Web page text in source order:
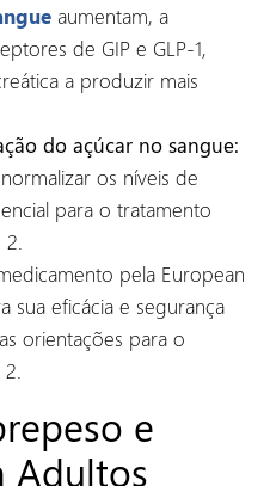
aumentam, a
de GIP e GLP-1,
a produzir mais
do açúcar no sangue:
os níveis de
para o tratamento
pela European
sua eficácia e segurança
orientações para o
e
Adultos